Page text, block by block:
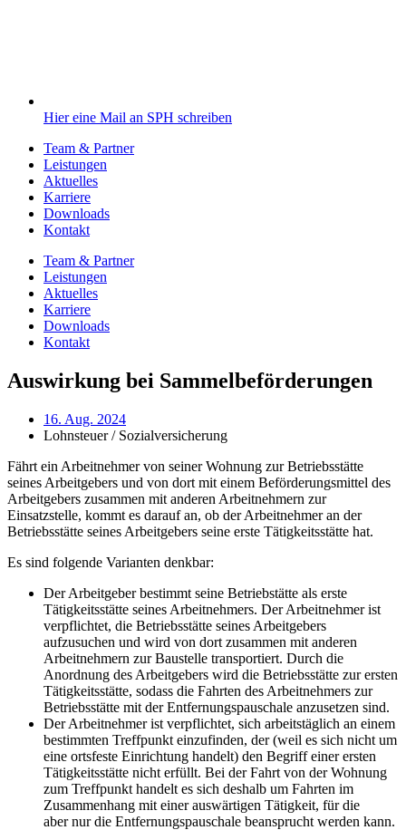
Hier eine Mail an SPH schreiben
Team & Partner
Leistungen
Aktuelles
Karriere
Downloads
Kontakt
Team & Partner
Leistungen
Aktuelles
Karriere
Downloads
Kontakt
Auswirkung bei Sammelbeförderungen
16. Aug. 2024
Lohnsteuer / Sozialversicherung
Fährt ein Arbeitnehmer von seiner Wohnung zur Betriebsstätte
seines Arbeitgebers und von dort mit einem Beförderungsmittel des
Arbeitgebers zusammen mit anderen Arbeitnehmern zur
Einsatzstelle, kommt es darauf an, ob der Arbeitnehmer an der
Betriebsstätte seines Arbeitgebers seine erste Tätigkeitsstätte hat.
Es sind folgende Varianten denkbar:
Der Arbeitgeber bestimmt seine Betriebstätte als erste
Tätigkeitsstätte seines Arbeitnehmers. Der Arbeitnehmer ist
verpflichtet, die Betriebsstätte seines Arbeitgebers
aufzusuchen und wird von dort zusammen mit anderen
Arbeitnehmern zur Baustelle transportiert. Durch die
Anordnung des Arbeitgebers wird die Betriebsstätte zur ersten
Tätigkeitsstätte, sodass die Fahrten des Arbeitnehmers zur
Betriebsstätte mit der Entfernungspauschale anzusetzen sind.
Der Arbeitnehmer ist verpflichtet, sich arbeitstäglich an einem
bestimmten Treffpunkt einzufinden, der (weil es sich nicht um
eine ortsfeste Einrichtung handelt) den Begriff einer ersten
Tätigkeitsstätte nicht erfüllt. Bei der Fahrt von der Wohnung
zum Treffpunkt handelt es sich deshalb um Fahrten im
Zusammenhang mit einer auswärtigen Tätigkeit, für die
aber nur die Entfernungspauschale beansprucht werden kann.